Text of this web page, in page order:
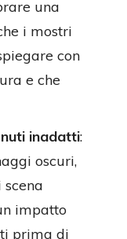
una
i mostri
con
e che
inadatti:
oscuri,
impatto
prima di